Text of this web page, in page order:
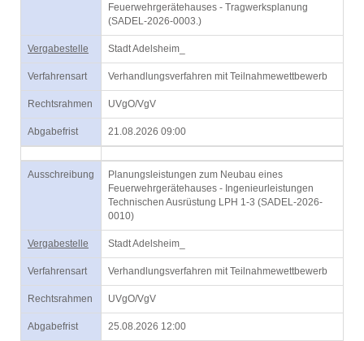
Feuerwehrgerätehauses - Tragwerksplanung
(SADEL-2026-0003.)
Vergabestelle Stadt Adelsheim_
Verfahrensart Verhandlungsverfahren mit Teilnahmewettbewerb
Rechtsrahmen UVgO/VgV
Abgabefrist 21.08.2026 09:00
Ausschreibung
Planungsleistungen zum Neubau eines
Feuerwehrgerätehauses - Ingenieurleistungen
Technischen Ausrüstung LPH 1-3 (SADEL-2026-
0010)
Vergabestelle Stadt Adelsheim_
Verfahrensart Verhandlungsverfahren mit Teilnahmewettbewerb
Rechtsrahmen UVgO/VgV
Abgabefrist 25.08.2026 12:00